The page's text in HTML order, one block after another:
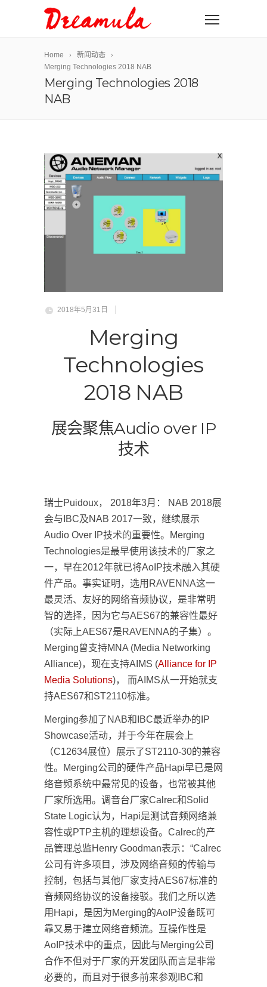
Home
新闻动态
Merging Technologies 2018 NAB
Merging Technologies 2018
NAB
2018年5月31日
Merging
Technologies
2018 NAB
展会聚焦Audio over IP
技术
瑞士Puidoux， 2018年3月： NAB 2018展
会与IBC及NAB 2017一致，继续展示
Audio Over IP技术的重要性。Merging
Technologies是最早使用该技术的厂家之
一，早在2012年就已将AoIP技术融入其硬
件产品。事实证明，选用RAVENNA这一
最灵活、友好的网络音频协议，是非常明
智的选择，因为它与AES67的兼容性最好
（实际上AES67是RAVENNA的子集）。
Merging曾支持MNA (Media Networking
Alliance)，现在支持AIMS (Alliance for IP
Media Solutions)， 而AIMS从一开始就支
持AES67和ST2110标准。
Merging参加了NAB和IBC最近举办的IP
Showcase活动，并于今年在展会上
（C12634展位）展示了ST2110-30的兼容
性。Merging公司的硬件产品Hapi早已是网
络音频系统中最常见的设备，也常被其他
厂家所选用。调音台厂家Calrec和Solid
State Logic认为，Hapi是测试音频网络兼
容性或PTP主机的理想设备。Calrec的产
品管理总监Henry Goodman表示：“Calrec
公司有许多项目，涉及网络音频的传输与
控制，包括与其他厂家支持AES67标准的
音频网络协议的设备接驳。我们之所以选
用Hapi，是因为Merging的AoIP设备既可
靠又易于建立网络音频流。互操作性是
AoIP技术中的重点，因此与Merging公司
合作不但对于厂家的开发团队而言是非常
必要的，而且对于很多前来参观IBC和